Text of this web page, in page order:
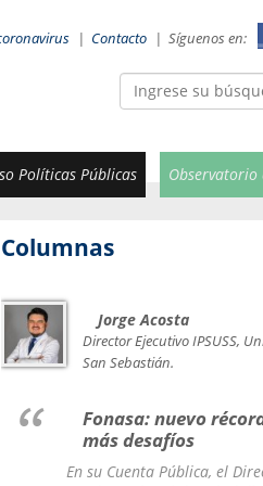
| Contacto | Síguenos en:
Políticas Públicas Observatorio
Columnas
Jorge Acosta
Director Ejecutivo IPSUSS,
San Sebastián.
Fonasa: nuevo
más desafíos
En su Cuenta Pública, el